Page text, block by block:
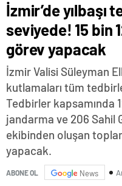
İzmir’de yılbaşı
seviyede! 15 bin
görev yapacak
İzmir Valisi Süleyman
kutlamaları tüm
Tedbirler kapsamında
jandarma ve 206 Sahil
ekibinden oluşan
yapacak.
ABONE OL News